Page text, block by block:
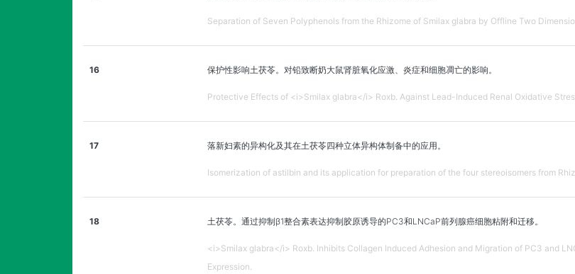
Separation of Seven Polyphenols from the Rhizome of Smilax glabra by Offline Two
16 保护性影响土茯苓。对铅致断奶大鼠肾脏氧化应激、炎症和细胞凋亡的影响。
Protective Effects of <i>Smilax glabra</i> Roxb. Against Lead-Induced Renal Oxidative
17 落新妇素的异构化及其在土茯苓四种立体异构体制备中的应用。
Isomerization of astilbin and its application for preparation of the four stereoisomers from
18 土茯苓。通过抑制β1整合素表达抑制胶原诱导的PC3和LNCaP前列腺癌细胞粘附和迁移。
<i>Smilax glabra</i> Roxb. Inhibits Collagen Induced Adhesion and Migration of PC3 and
Expression.